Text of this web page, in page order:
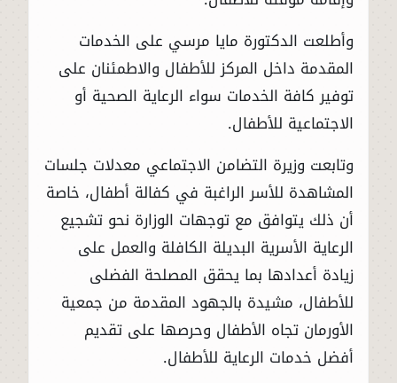
وأطلعت الدكتورة مايا مرسي على الخدمات
المقدمة داخل المركز للأطفال والاطمئنان على
توفير كافة الخدمات سواء الرعاية الصحية أو
الاجتماعية للأطفال.
وتابعت وزيرة التضامن الاجتماعي معدلات جلسات
المشاهدة للأسر الراغبة في كفالة أطفال، خاصة
أن ذلك يتوافق مع توجهات الوزارة نحو تشجيع
الرعاية الأسرية البديلة الكافلة والعمل على
زيادة أعدادها بما يحقق المصلحة الفضلى
للأطفال، مشيدة بالجهود المقدمة من جمعية
الأورمان تجاه الأطفال وحرصها على تقديم
أفضل خدمات الرعاية للأطفال.